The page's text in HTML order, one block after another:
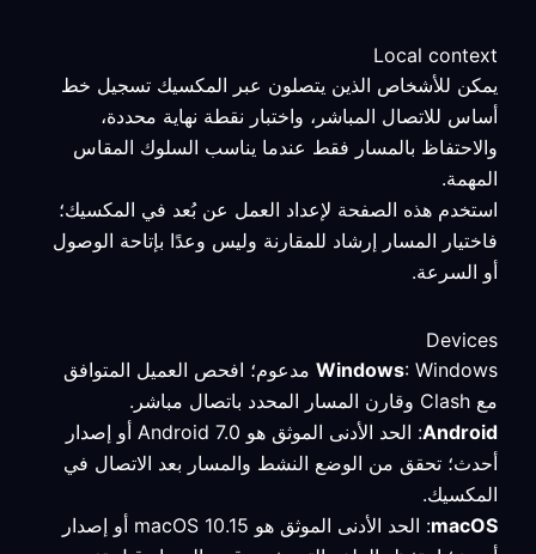
Local context
يمكن للأشخاص الذين يتصلون عبر المكسيك تسجيل خط
أساس للاتصال المباشر، واختبار نقطة نهاية محددة،
والاحتفاظ بالمسار فقط عندما يناسب السلوك المقاس
المهمة.
استخدم هذه الصفحة لإعداد العمل عن بُعد في المكسيك؛
فاختيار المسار إرشاد للمقارنة وليس وعدًا بإتاحة الوصول
أو السرعة.
Devices
Windows : Windows مدعوم؛ افحص العميل المتوافق
مع Clash وقارن المسار المحدد باتصال مباشر.
Android
: الحد الأدنى الموثق هو Android 7.0 أو إصدار
أحدث؛ تحقق من الوضع النشط والمسار بعد الاتصال في
المكسيك.
macOS
: الحد الأدنى الموثق هو macOS 10.15 أو إصدار